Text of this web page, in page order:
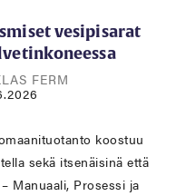
vesipisarat
FERM
koostuu
sekä itsenäisinä että
Manuaali, Prosessi ja